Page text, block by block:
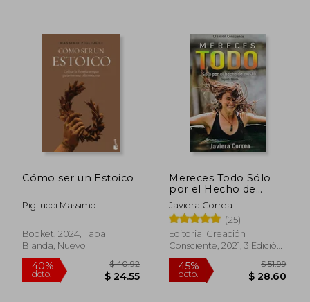
dcto. $ 25.01
45%
dcto.
Cómo ser un Estoico
Pigliucci Massimo
Booket, 2024, Tapa
Blanda, Nuevo
Mereces Todo Sólo
por el Hecho de
Existir
Javiera Correa
(25)
Editorial Creación
Consciente, 2021, 3 Edición,
Tapa Blanda, Nuevo